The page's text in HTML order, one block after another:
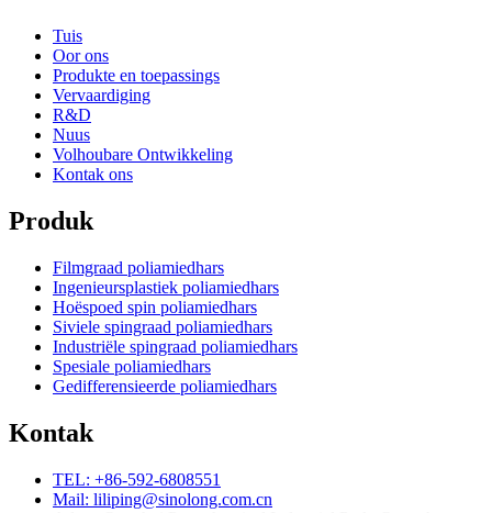
Tuis
Oor ons
Produkte en toepassings
Vervaardiging
R&D
Nuus
Volhoubare Ontwikkeling
Kontak ons
Produk
Filmgraad poliamiedhars
Ingenieursplastiek poliamiedhars
Hoëspoed spin poliamiedhars
Siviele spingraad poliamiedhars
Industriële spingraad poliamiedhars
Spesiale poliamiedhars
Gedifferensieerde poliamiedhars
Kontak
TEL: +86-592-6808551
Mail: liliping@sinolong.com.cn